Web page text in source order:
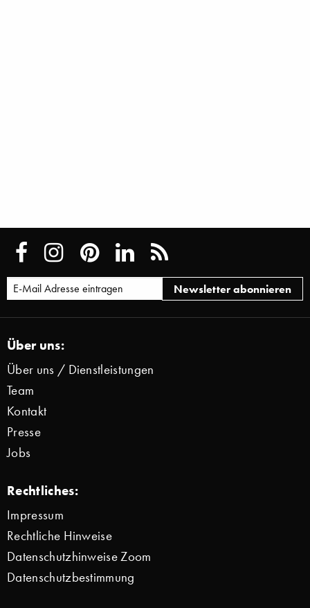
Über uns:
Über uns / Dienstleistungen
Team
Kontakt
Presse
Jobs
Rechtliches:
Impressum
Rechtliche Hinweise
Datenschutzhinweise Zoom
Datenschutzbestimmung